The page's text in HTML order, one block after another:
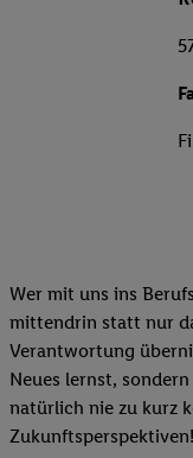
Wer mit uns ins
mittendrin statt nur
Verantwortung
Neues lernst,
natürlich nie zu kurz